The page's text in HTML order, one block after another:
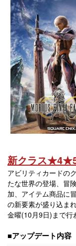
新クラス★4★5
アビリティカードの
たな世界の登場、冒
加、アイテム商品に
の新要素が盛り込ま
金曜(10月9日)まで行
■アップデート内容